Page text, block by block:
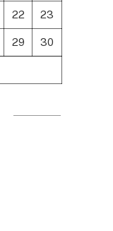
22 23
29 30